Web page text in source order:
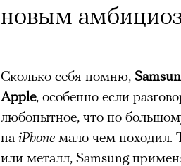
новым
Сколько себя помню,
Apple, особенно если
любопытное, что по
на iPhone мало чем походил.
или металл, Samsung